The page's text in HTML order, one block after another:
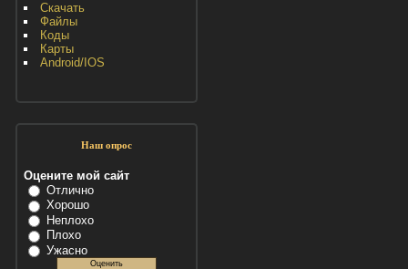
Скачать
Файлы
Коды
Карты
Android/IOS
Наш опрос
Оцените мой сайт
Отлично
Хорошо
Неплохо
Плохо
Ужасно